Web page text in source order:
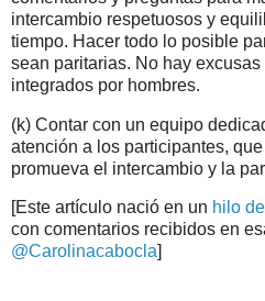
intercambio respetuosos y
tiempo. Hacer todo lo posible
sean paritarias. No hay
integrados por hombres.
(k) Contar con un equipo
atención a los participantes,
promueva el intercambio y la
[Este artículo nació en un hilo
con comentarios recibidos en
@Carolinacabocla]